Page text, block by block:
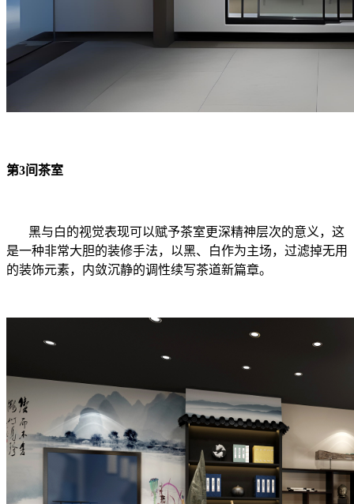
第3间茶室
黑与白的视觉表现可以赋予茶室更深精神层次的意义，这
是一种非常大胆的装修手法，以黑、白作为主场，过滤掉无用
的装饰元素，内敛沉静的调性续写茶道新篇章。